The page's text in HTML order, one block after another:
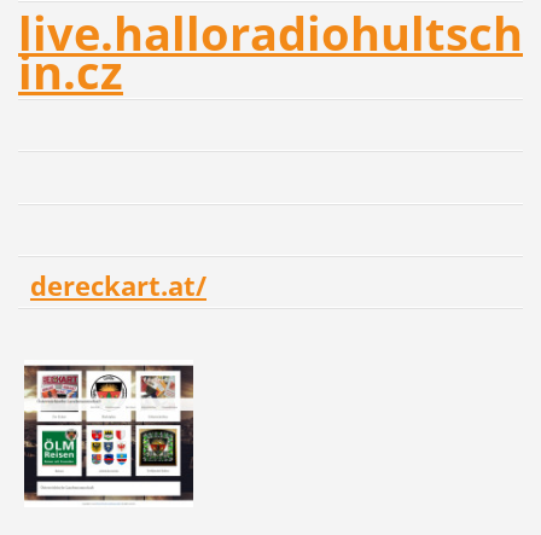
live.halloradiohultsch
in.cz
dereckart.at/